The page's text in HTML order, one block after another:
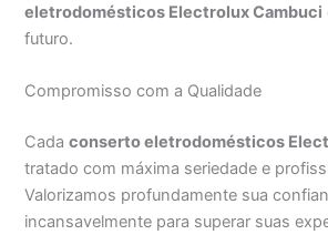
eletrodomésticos Electrolux Cambuci
futuro.
Compromisso com a Qualidade
Cadaconserto eletrodomésticos
tratado com máxima seriedade e
Valorizamos profundamente sua
incansavelmente para superar suas